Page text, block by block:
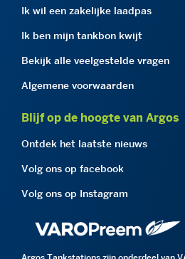
Ik wil een zakelijke laadpas
Ik ben mijn tankbon kwijt
Bekijk alle veelgestelde vragen
Algemene voorwaarden
Blijf op de hoogte van Argos
Ontdek het laatste nieuws
Volg ons op facebook
Volg ons op Instagram